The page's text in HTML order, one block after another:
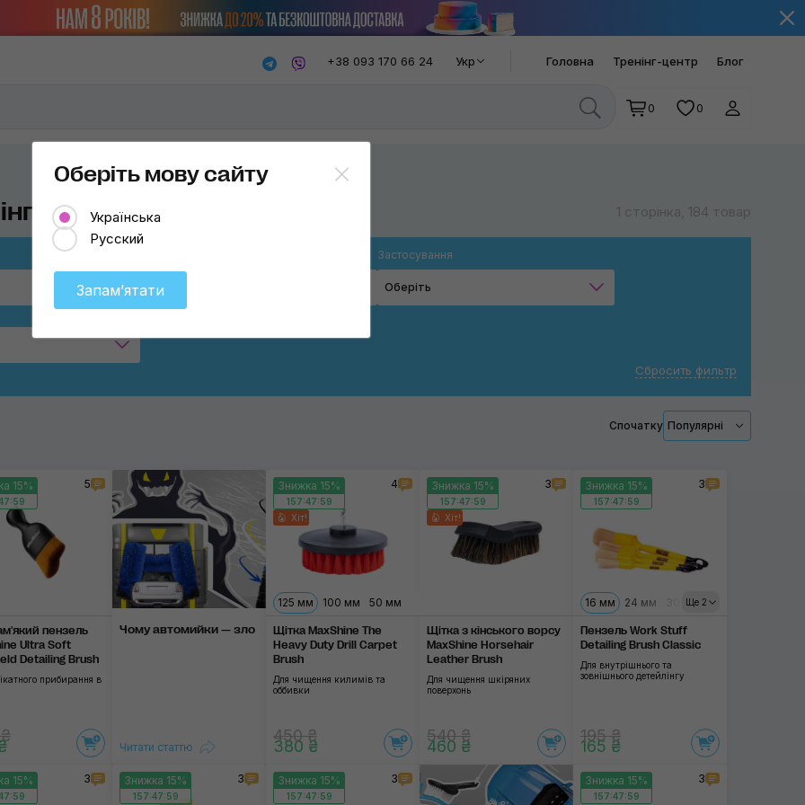
+38 093 170 66 24 Укр Головна Тренінг-центр Блог
0 0
авто 1 сторінка, 184 товар
Оберіть
Застосувати
Застосування
Оберіть
Диски
Шини
Тканина
Для пластика
Для арок
Застосувати
Сбросить фильтр
Спочатку Популярні
15% 5
пензель
Ultra Soft
Detailing Brush
прибирання в
Чому автомийки — зло
Читати статтю
Знижка 15%
157:47:58
Хіт!
4
125 мм 100 мм 50 мм
Щітка MaxShine The
Heavy Duty Drill Carpet
Brush
Для чищення килимів та
оббивки
450 ₴
380 ₴
Знижка 15%
157:47:58
Хіт!
3
Щітка з кінського ворсу
MaxShine Horsehair
Leather Brush
Для чищення шкіряних
поверхонь
540 ₴
460 ₴
Знижка 15%
157:47:58
3
Ще 2
16 мм 24 мм 30 мм 40 мм
Пензель Work Stuff
Detailing Brush Classic
Для внутрішнього та
зовнішнього детейлінгу
195 ₴
165 ₴
15% 3 Знижка 15%
157:47:58
3 Знижка 15%
157:47:58
3 Знижка 15%
157:47:58
3
Оберіть мову сайту
Українська
Русский
Запамʼятати